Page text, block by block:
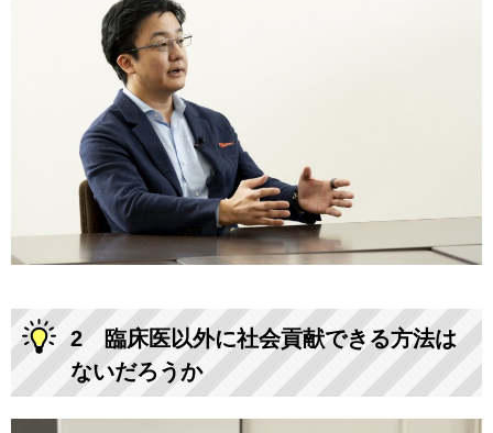
2 臨床医以外に社会貢献できる方法は
ないだろうか